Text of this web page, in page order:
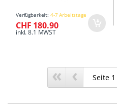
Verfügbarkeit: 4-7 Arbeitstage
CHF 180.90
inkl. 8.1 MWST
« ‹